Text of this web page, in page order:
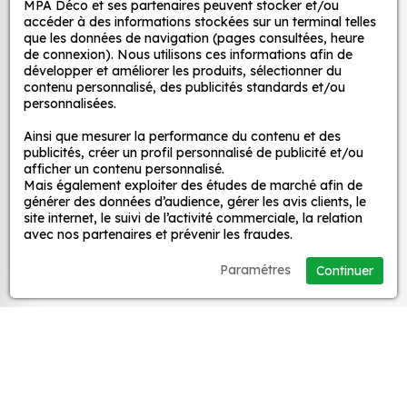
d’un meuble, d’une porte et de toute autre surface,
et ce, à moindre coût et sans effort.
Quels sont les avantages de nos stickers
décoration ?
nos Autocollant Noël Chouette Echarpe sont
disponibles dans une large gamme de motifs et
de couleurs, ce qui vous permet de trouver le
sticker parfait pour votre décoration.
Une installation facile : nos stickers sont faciles
les décoller de leur support et de les coller sur
la surface souhaitée. Vous pouvez vous aider
décoratifs
MPA Déco
Nos services
Nos sites
Mon Compte
MPA Déco et ses partenaires peuvent stocker et/ou
accéder à des informations stockées sur un terminal telles
que les données de navigation (pages consultées, heure
de connexion). Nous utilisons ces informations afin de
développer et améliorer les produits, sélectionner du
contenu personnalisé, des publicités standards et/ou
personnalisées.
Ainsi que mesurer la performance du contenu et des
publicités, créer un profil personnalisé de publicité et/ou
afficher un contenu personnalisé.
Mais également exploiter des études de marché afin de
générer des données d’audience, gérer les avis clients, le
site internet, le suivi de l’activité commerciale, la relation
avec nos partenaires et prévenir les fraudes.
Continuer
Paramétres